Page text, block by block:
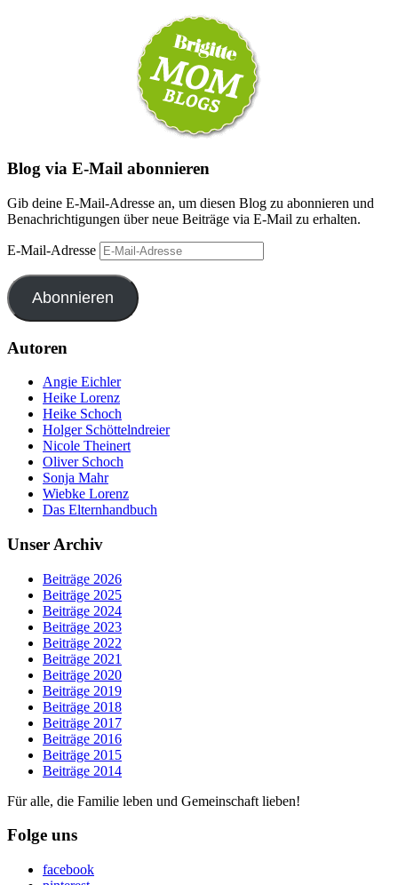
Blog via E-Mail abonnieren
Gib deine E-Mail-Adresse an, um diesen Blog zu abonnieren und
Benachrichtigungen über neue Beiträge via E-Mail zu erhalten.
E-Mail-Adresse
Abonnieren
Autoren
Angie Eichler
Heike Lorenz
Heike Schoch
Holger Schöttelndreier
Nicole Theinert
Oliver Schoch
Sonja Mahr
Wiebke Lorenz
Das Elternhandbuch
Unser Archiv
Beiträge 2026
Beiträge 2025
Beiträge 2024
Beiträge 2023
Beiträge 2022
Beiträge 2021
Beiträge 2020
Beiträge 2019
Beiträge 2018
Beiträge 2017
Beiträge 2016
Beiträge 2015
Beiträge 2014
Für alle, die Familie leben und Gemeinschaft lieben!
Folge uns
facebook